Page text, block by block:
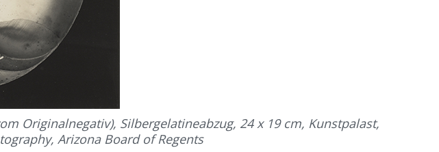
Originalnegativ), Silbergelatineabzug, 24 x 19 cm, Kunstpalast,
Arizona Board of Regents